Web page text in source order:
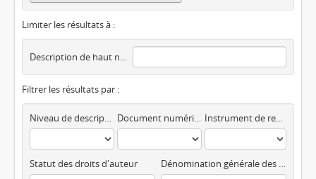
Limiter les résultats à :
Description de haut niveau
Filtrer les résultats par :
Niveau de description Document numérique disponible Instrument de recherche
Statut des droits d'auteur Dénomination générale des documents